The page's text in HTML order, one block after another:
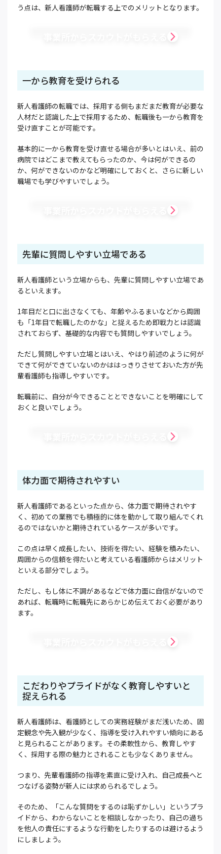
う点は、新人看護師が転職する上でのメリットとなります。
一から教育を受けられる
新人看護師の転職では、採用する側もまだまだ教育が必要な
人材だと認識した上で採用するため、転職後も一から教育を
受け直すことが可能です。
基本的に一から教育を受け直せる場合が多いとはいえ、前の
病院ではどこまで教えてもらったのか、今は何ができるの
か、何ができないのかなど明確にしておくと、さらに新しい
職場でも学びやすいでしょう。
先輩に質問しやすい立場である
新人看護師という立場からも、先輩に質問しやすい立場であ
るといえます。
1年目だと口に出さなくても、年齢やふるまいなどから周囲
も「1年目で転職したのかな」と捉えるため即戦力とは認識
されておらず、基礎的な内容でも質問しやすいでしょう。
ただし質問しやすい立場とはいえ、やはり前述のように何が
できて何ができていないのかははっきりさせておいた方が先
輩看護師も指導しやすいです。
転職前に、自分が今できることとできないことを明確にして
おくと良いでしょう。
体力面で期待されやすい
新人看護師であるといった点から、体力面で期待されやす
く、初めての業務でも積極的に体を動かして取り組んでくれ
るのではないかと期待されているケースが多いです。
この点は早く成長したい、技術を得たい、経験を積みたい、
周囲からの信頼を得たいと考えている看護師からはメリット
といえる部分でしょう。
ただし、もし体に不調があるなどで体力面に自信がないので
あれば、転職時に転職先にあらかじめ伝えておく必要があり
ます。
こだわりやプライドがなく教育しやすいと
捉えられる
新人看護師は、看護師としての実務経験がまだ浅いため、固
定観念や先入観が少なく、指導を受け入れやすい傾向にある
と見られることがあります。その柔軟性から、教育しやす
く、採用する際の魅力とされることも少なくありません。
つまり、先輩看護師の指導を素直に受け入れ、自己成長へと
つなげる姿勢が新人には求められるでしょう。
そのため、「こんな質問をするのは恥ずかしい」というプラ
イドから、わからないことを相談しなかったり、自己の過ち
を他人の責任にするような行動をしたりするのは避けるよう
にしましょう。